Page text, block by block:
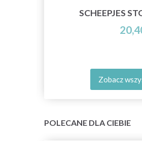
SCHEEPJES
Zobacz
POLECANE DLA CIEBIE